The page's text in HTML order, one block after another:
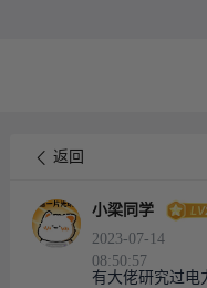
返回
小梁同学
2023-07-14
08:50:57
有大佬研究过电